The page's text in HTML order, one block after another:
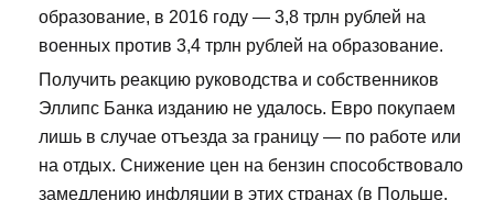
образование, в 2016 году — 3,8 трлн рублей на
военных против 3,4 трлн рублей на образование.
Получить реакцию руководства и собственников
Эллипс Банка изданию не удалось. Евро покупаем
лишь в случае отъезда за границу — по работе или
на отдых. Снижение цен на бензин способствовало
замедлению инфляции в этих странах (в Польше,